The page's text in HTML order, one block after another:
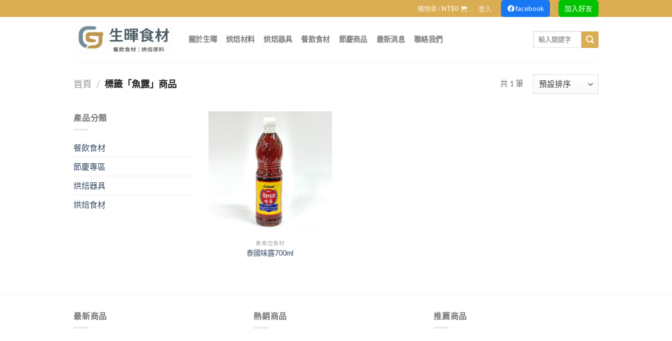
to
購物車 /NT$0 登入 facebook 加入好友
關於生暉 烘焙材料 烘焙器具 餐飲食材 節慶商品 最新消息 聯絡我們
Search
for:
首頁 / 標籤「魚露」商品 共 1 筆
產品分類
餐飲食材
節慶專區
烘焙器具
烘焙食材
東南亞食材
泰國味露700ml
最新商品 熱銷商品 推薦商品